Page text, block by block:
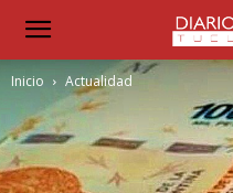
Inicio Actualidad